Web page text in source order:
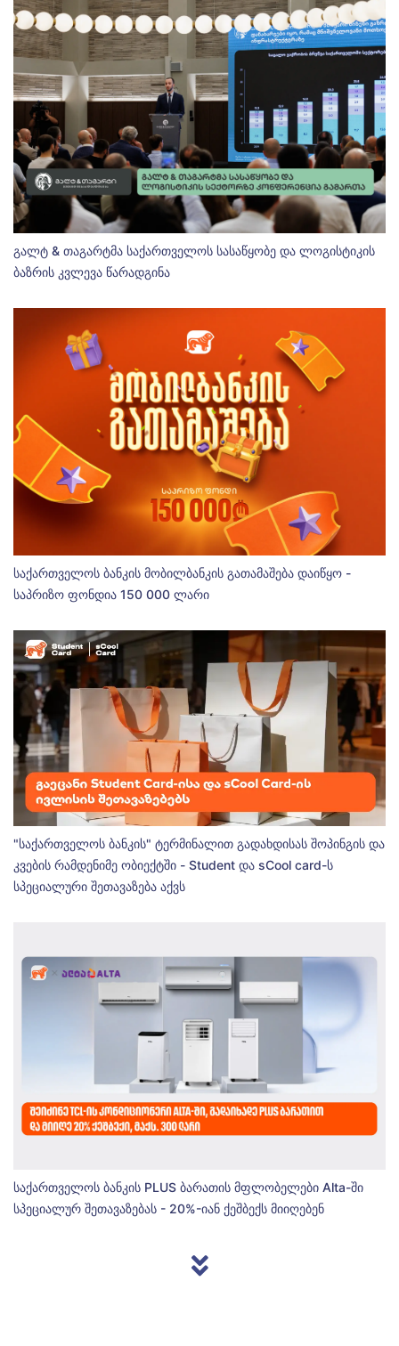
გალტ & თაგარტმა საქართველოს სასაწყობე და ლოგისტიკის
ბაზრის კვლევა წარადგინა
საქართველოს ბანკის მობილბანკის გათამაშება დაიწყო -
საპრიზო ფონდია 150 000 ლარი
"საქართველოს ბანკის" ტერმინალით გადახდისას შოპინგის და
კვების რამდენიმე ობიექტში - Student და sCool card-ს
სპეციალური შეთავაზება აქვს
საქართველოს ბანკის PLUS ბარათის მფლობელები Alta-ში
სპეციალურ შეთავაზებას - 20%-იან ქეშბექს მიიღებენ